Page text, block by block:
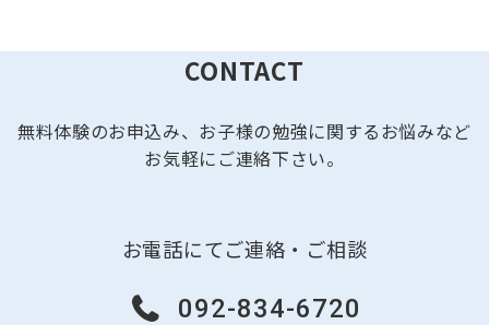
CONTACT
無料体験のお申込み、お子様の勉強に関するお悩みなど
お気軽にご連絡下さい。
お電話にてご連絡・ご相談
092-834-6720